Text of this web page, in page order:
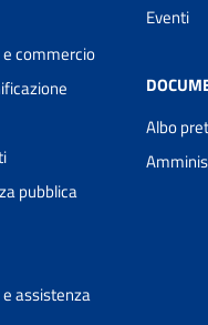
commercio
pubblica
assistenza
Eventi
Albo